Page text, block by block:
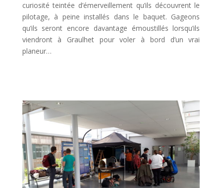
curiosité teintée d’émerveillement qu’ils découvrent le
pilotage, à peine installés dans le baquet. Gageons
qu’ils seront encore davantage émoustillés lorsqu’ils
viendront à Graulhet pour voler à bord d’un vrai
planeur…